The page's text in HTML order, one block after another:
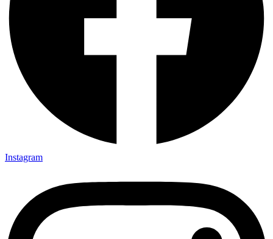
Instagram